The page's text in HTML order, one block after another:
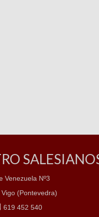
Venezuela Nº3
(Pontevedra)
619 452 540